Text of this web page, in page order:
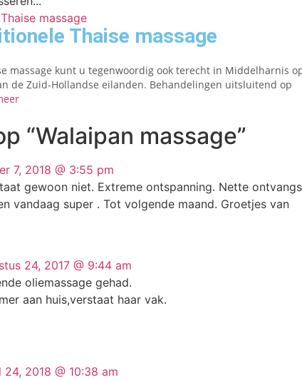
Thaise massage
massage kunt u tegenwoordig ook terecht in Middelharnis
de Zuid-Hollandse eilanden. Behandelingen uitsluitend op
“Walaipan massage”
7, 2018 @ 3:55 pm
gewoon niet. Extreme ontspanning. Nette
vandaag super . Tot volgende maand. Groetjes van
24, 2017 @ 9:44 am
oliemassage gehad.
aan huis,verstaat haar vak.
24, 2018 @ 10:38 am